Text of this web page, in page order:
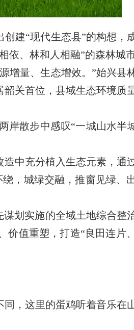
建“现代生态县”的构想，
、林和人相融”的森林城市
量、生态增效。”始兴县
韶关首位，县域生态环境质
散步中感叹“一城山水半
中充分植入生态元素，通
，城绿交融，推窗见绿、
划实施的全域土地综合整
价值重塑，打造“良田连片
，这里的蛋鸡听着音乐在